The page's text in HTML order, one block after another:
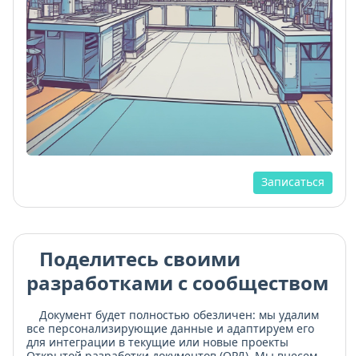
Записаться
Поделитесь своими
разработками с сообществом
Документ будет полностью обезличен: мы удалим
все персонализирующие данные и адаптируем его
для интеграции в текущие или новые проекты